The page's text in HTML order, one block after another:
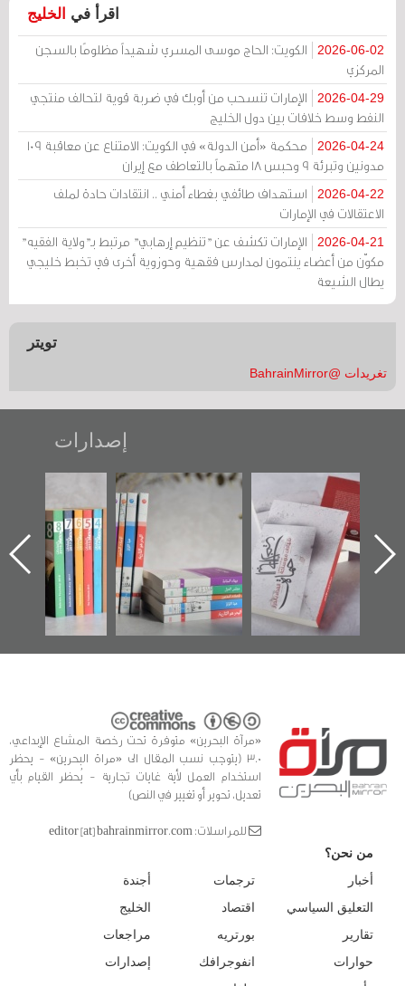
اقرأ في الخليج
2026-06-02
الكويت: الحاج موسى المسري شهيداً مظلومًا بالسجن
المركزي
2026-04-29
الإمارات تنسحب من أوبك في ضربة قوية لتحالف منتجي
النفط وسط خلافات بين دول الخليج
2026-04-24
محكمة «أمن الدولة» في الكويت: الامتناع عن معاقبة 109
مدونين وتبرئة 9 وحبس 18 متهماً بالتعاطف مع إيران
2026-04-22
استهداف طائفي بغطاء أمني .. انتقادات حادة لملف
الاعتقالات في الإمارات
2026-04-21
الإمارات تكشف عن "تنظيم إرهابي" مرتبط بـ"ولاية الفقيه"
مكوّن من أعضاء ينتمون لمدارس فقهية وحوزوية أخرى في تخبط خليجي
يطال الشيعة
تويتر
تغريدات @BahrainMirror
إصدارات
"حماة الباب الأخير":
الإصدار الأول عن
اعتصام الدراز
وأحداث ساحة
الفداء لمركز أوال
للدراسات والتوثيق
تصنيف موضوعي
للوثائق البريطانية
يقدمه «مركز أوال»
في سلسلة من 5
كتب
تصدر حصاد
الساحات 2019
«مرآة البحرين» متوفرة تحت رخصة المشاع الإبداعي،
3.0 (يتوجب نسب المقال الى «مراة البحرين» - يحظر
استخدام العمل لأية غايات تجارية - يُحظر القيام بأي
تعديل، تحوير أو تغيير في النص)
للمراسلات: editor [at] bahrainmirror.com
من نحن؟
أخبار
التعليق السياسي
تقارير
حوارات
ترجمات
اقتصاد
بورتريه
انفوجرافك
أجندة
الخليج
مراجعات
إصدارات